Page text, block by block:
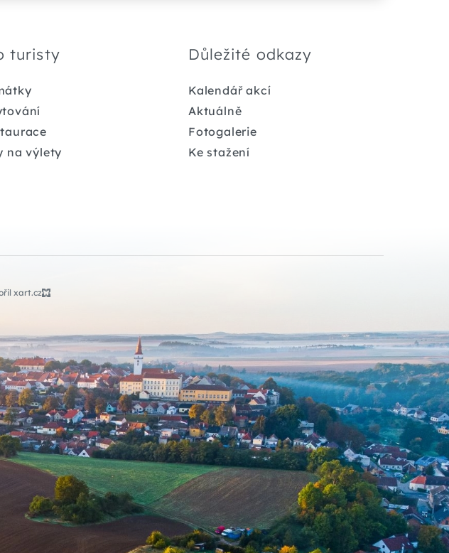
turisty
na výlety
Důležité odkazy
Kalendář akcí
Aktuálně
Fotogalerie
Ke stažení
xart.cz